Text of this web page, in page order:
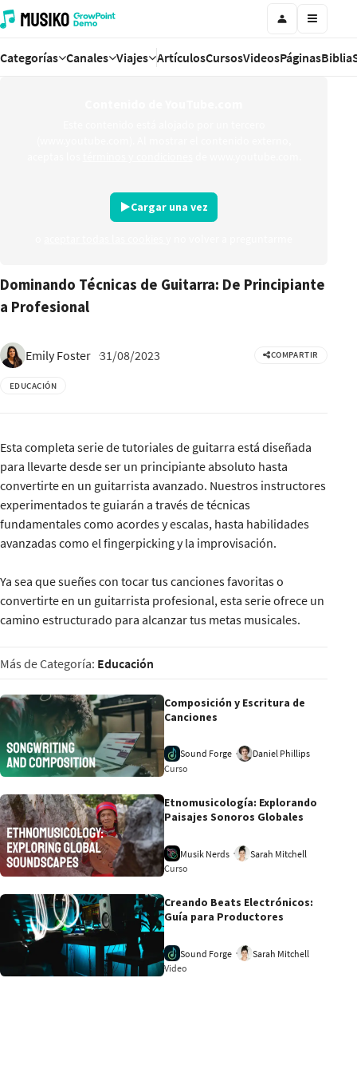
Categorías Canales Viajes ArtículosCursosVideosPáginasBiblia
Cargar una vez
Dominando Técnicas de Guitarra: De Principiante
a Profesional
Emily Foster 31/08/2023 COMPARTIR
EDUCACIÓN
Esta completa serie de tutoriales de guitarra está diseñada
para llevarte desde ser un principiante absoluto hasta
convertirte en un guitarrista avanzado. Nuestros instructores
experimentados te guiarán a través de técnicas
fundamentales como acordes y escalas, hasta habilidades
avanzadas como el fingerpicking y la improvisación.
Ya sea que sueñes con tocar tus canciones favoritas o
convertirte en un guitarrista profesional, esta serie ofrece un
camino estructurado para alcanzar tus metas musicales.
Más de Categoría: Educación
Composición y Escritura de
Canciones
Sound Forge
Daniel Phillips
Curso
Etnomusicología: Explorando
Paisajes Sonoros Globales
Musik Nerds
Sarah Mitchell
Curso
Creando Beats Electrónicos:
Guía para Productores
Sound Forge
Sarah Mitchell
Video